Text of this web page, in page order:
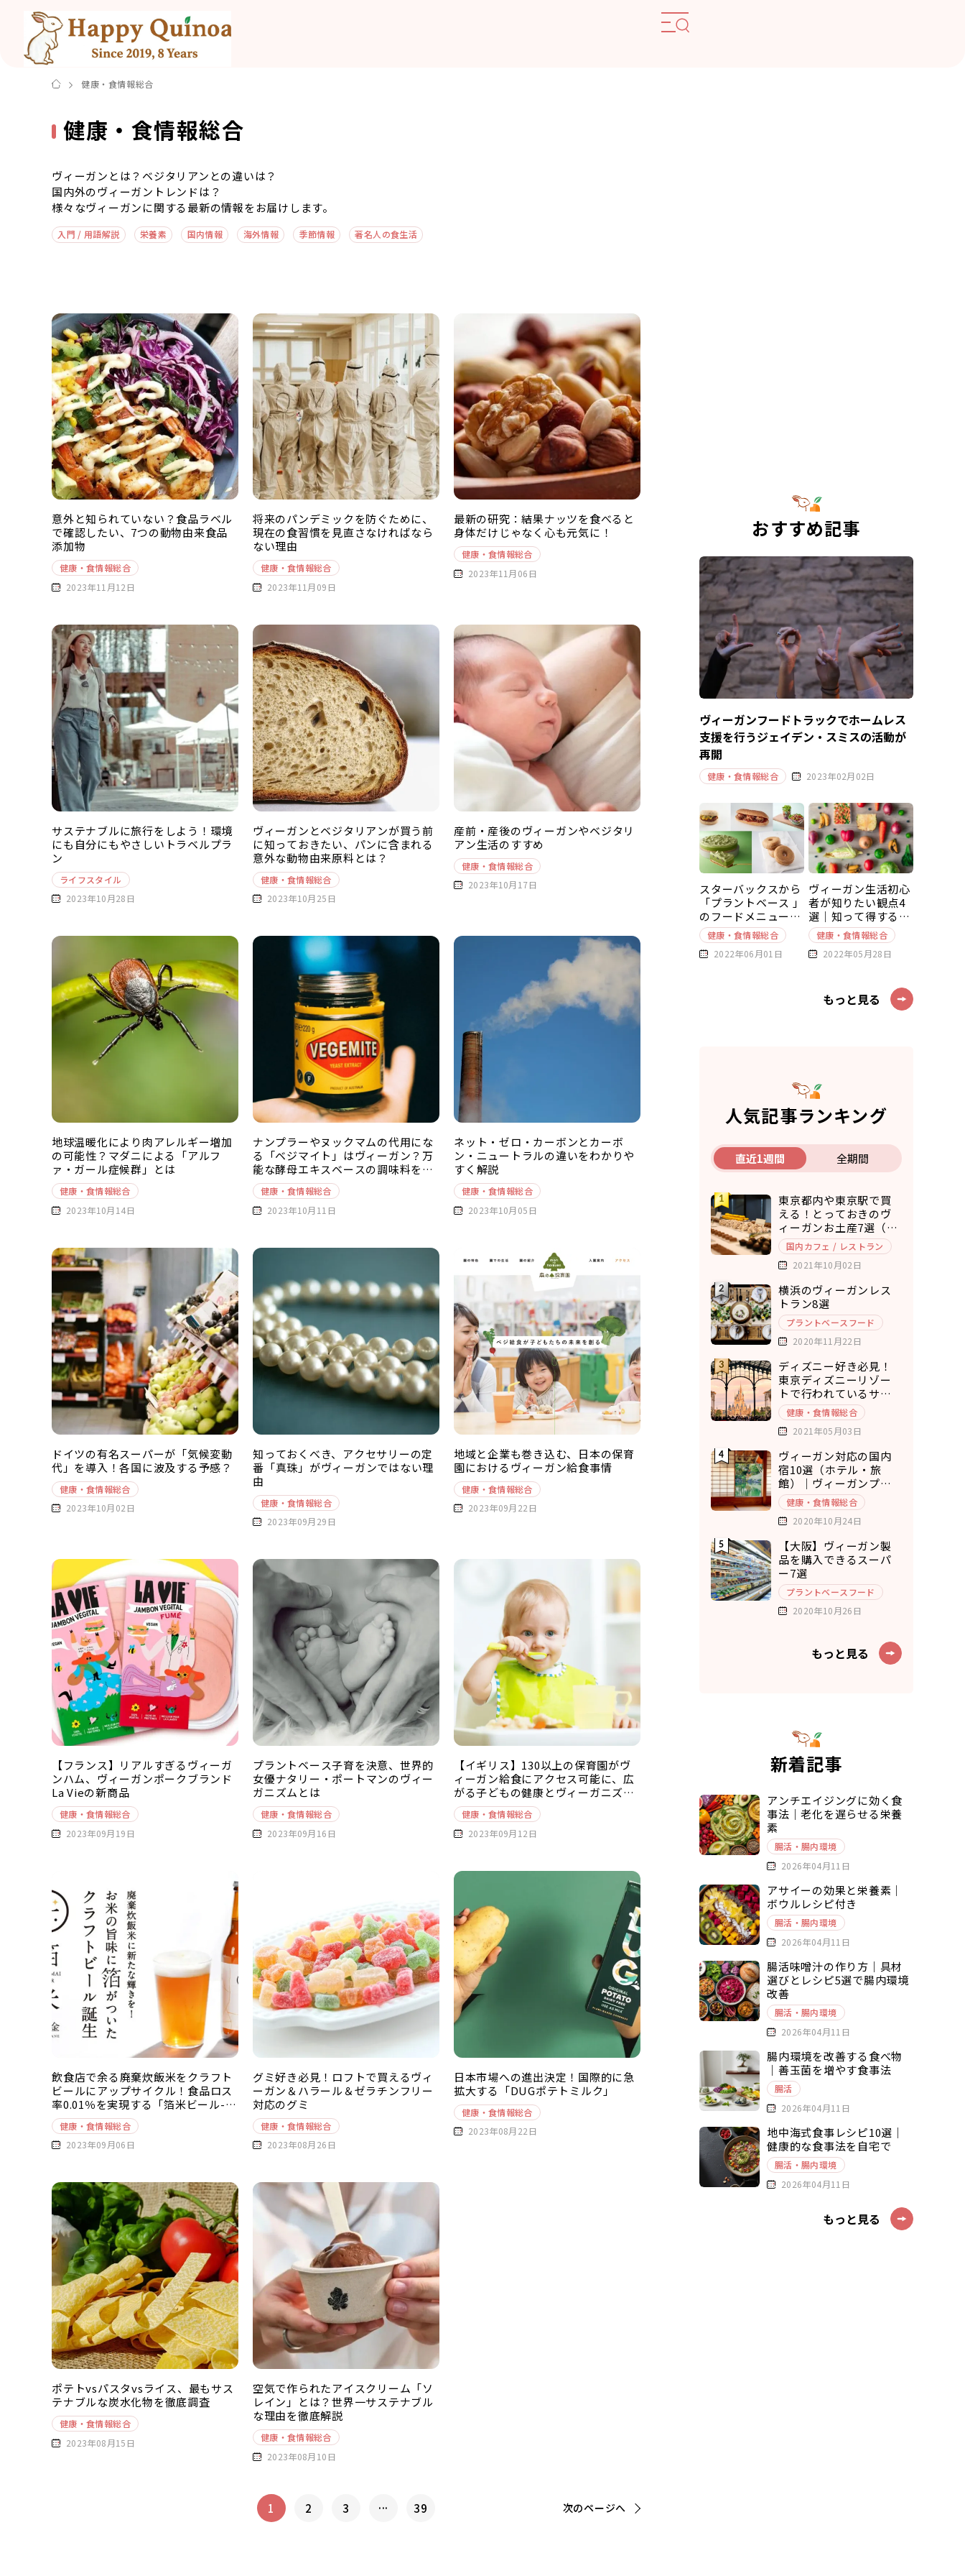
健康・食情報総合
健康・食情報総合
ヴィーガンとは？ベジタリアンとの違いは？
国内外のヴィーガントレンドは？
様々なヴィーガンに関する最新の情報をお届けします。
入門 / 用語解説 栄養素 国内情報 海外情報 季節情報 著名人の食生活
意外と知られていない？食品ラベル
で確認したい、7つの動物由来食品
添加物
健康・食情報総合
2023年11月12日
将来のパンデミックを防ぐために、
現在の食習慣を見直さなければなら
ない理由
健康・食情報総合
2023年11月09日
最新の研究：結果ナッツを食べると
身体だけじゃなく心も元気に！
健康・食情報総合
2023年11月06日
サステナブルに旅行をしよう！環境
にも自分にもやさしいトラベルプラ
ン
ライフスタイル
2023年10月28日
ヴィーガンとベジタリアンが買う前
に知っておきたい、パンに含まれる
意外な動物由来原料とは？
健康・食情報総合
2023年10月25日
産前・産後のヴィーガンやベジタリ
アン生活のすすめ
健康・食情報総合
2023年10月17日
地球温暖化により肉アレルギー増加
の可能性？マダニによる「アルフ
ァ・ガール症候群」とは
健康・食情報総合
2023年10月14日
ナンプラーやヌックマムの代用にな
る「ベジマイト」はヴィーガン？万
能な酵母エキスベースの調味料を徹
底解説
健康・食情報総合
2023年10月11日
ネット・ゼロ・カーボンとカーボ
ン・ニュートラルの違いをわかりや
すく解説
健康・食情報総合
2023年10月05日
ドイツの有名スーパーが「気候変動
代」を導入！各国に波及する予感？
健康・食情報総合
2023年10月02日
知っておくべき、アクセサリーの定
番「真珠」がヴィーガンではない理
由
健康・食情報総合
2023年09月29日
地域と企業も巻き込む、日本の保育
園におけるヴィーガン給食事情
健康・食情報総合
2023年09月22日
【フランス】リアルすぎるヴィーガ
ンハム、ヴィーガンポークブランド
La Vieの新商品
健康・食情報総合
2023年09月19日
プラントベース子育を決意、世界的
女優ナタリー・ポートマンのヴィー
ガニズムとは
健康・食情報総合
2023年09月16日
【イギリス】130以上の保育園がヴ
ィーガン給食にアクセス可能に、広
がる子どもの健康とヴィーガニズム
への関心
健康・食情報総合
2023年09月12日
飲食店で余る廃棄炊飯米をクラフト
ビールにアップサイクル！食品ロス
率0.01％を実現する「箔米ビール-白
金-」とは
健康・食情報総合
2023年09月06日
グミ好き必見！ロフトで買えるヴィ
ーガン＆ハラール＆ゼラチンフリー
対応のグミ
健康・食情報総合
2023年08月26日
日本市場への進出決定！国際的に急
拡大する「DUGポテトミルク」
健康・食情報総合
2023年08月22日
ポテトvsパスタvsライス、最もサス
テナブルな炭水化物を徹底調査
健康・食情報総合
2023年08月15日
空気で作られたアイスクリーム「ソ
レイン」とは？世界一サステナブル
な理由を徹底解説
健康・食情報総合
2023年08月10日
1 2 3 ... 次のページへ
39
おすすめ記事
ヴィーガンフードトラックでホームレス
支援を行うジェイデン・スミスの活動が
再開
健康・食情報総合 2023年02月02日
スターバックスから
「プラントベース 」
のフードメニューが
新発売
健康・食情報総合
2022年06月01日
ヴィーガン生活初心
者が知りたい観点4
選｜知って得する豆
知識～基本編～
健康・食情報総合
2022年05月28日
もっと見る
人気記事ランキング
直近1週間 全期間
東京都内や東京駅で買
える！とっておきのヴ
ィーガンお土産7選（ア
マゾンで購入できるも
のもご紹介）
国内カフェ / レストラン
2021年10月02日
横浜のヴィーガンレス
トラン8選
プラントベースフード
2020年11月22日
ディズニー好き必見！
東京ディズニーリゾー
トで行われているサス
テナブルな取り組み5選
健康・食情報総合
2021年05月03日
ヴィーガン対応の国内
宿10選（ホテル・旅
館）｜ヴィーガンプラ
ンもあり◎
健康・食情報総合
2020年10月24日
【大阪】ヴィーガン製
品を購入できるスーパ
ー7選
プラントベースフード
2020年10月26日
もっと見る
新着記事
アンチエイジングに効く食
事法｜老化を遅らせる栄養
素
腸活・腸内環境
2026年04月11日
アサイーの効果と栄養素｜
ボウルレシピ付き
腸活・腸内環境
2026年04月11日
腸活味噌汁の作り方｜具材
選びとレシピ5選で腸内環境
改善
腸活・腸内環境
2026年04月11日
腸内環境を改善する食べ物
｜善玉菌を増やす食事法
腸活
2026年04月11日
地中海式食事レシピ10選｜
健康的な食事法を自宅で
腸活・腸内環境
2026年04月11日
もっと見る